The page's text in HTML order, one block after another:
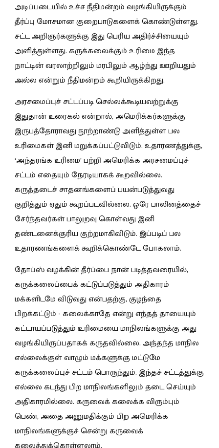
அடிப்படையில் உச்ச நீதிமன்றம் வழங்கியிருக்கும்
தீர்ப்பு மோசமான குறைபாடுகளைக் கொண்டுள்ளது.
சட்ட அறிஞர்களுக்கு இது பெரிய அதிர்ச்சியையும்
அளித்துள்ளது. கருக்கலைக்கும் உரிமை இந்த
நாட்டின் வரலாற்றிலும் மரபிலும் ஆழ்ந்து ஊறியதும்
அல்ல என்றும் நீதிமன்றம் கூறியிருக்கிறது.
அரசமைப்புச் சட்டப்படி செல்லக்கூடியவற்றுக்கு
இதுதான் உரைகல் என்றால், அமெரிக்கர்களுக்கு
இருபத்தோராவது நூற்றாண்டு அளித்துள்ள பல
உரிமைகள் இனி மறுக்கப்பட்டுவிடும். உதாரணத்துக்கு,
‘அந்தரங்க உரிமை’ பற்றி அமெரிக்க அரசமைப்புச்
சட்டம் எதையும் நேரடியாகக் கூறவில்லை.
கருத்தடைச் சாதனங்களைப் பயன்படுத்துவது
குறித்தும் ஏதும் கூறப்படவில்லை. ஒரே பாலினத்தைச்
சேர்ந்தவர்கள் பாலுறவு கொள்வது இனி
தண்டனைக்குரிய குற்றமாகிவிடும். இப்படிப் பல
உதாரணங்களைக் கூறிக்கொண்டே போகலாம்.
தோப்ஸ் வழக்கின் தீர்ப்பை நான் படித்தவரையில்,
கருக்கலைப்பைக் கட்டுப்படுத்தும் அதிகாரம்
மக்களிடமே விடுவது என்பதற்கு, குழந்தை
பிறக்கட்டும் - கலைக்காதே என்று எந்தத் தாயையும்
கட்டாயப்படுத்தும் உரிமையை மாநிலங்களுக்கு அது
வழங்கியிருப்பதாகக் கருதவில்லை. அந்தந்த மாநில
எல்லைக்குள் வாழும் மக்களுக்கு மட்டுமே
கருக்கலைப்புச் சட்டம் பொருந்தும். இந்தச் சட்டத்துக்கு
எல்லை கடந்து பிற மாநிலங்களிலும் தடை செய்யும்
அதிகாரமில்லை. கருவைக் கலைக்க விரும்பும்
பெண், அதை அனுமதிக்கும் பிற அமெரிக்க
மாநிலங்களுக்குச் சென்று கருவைக்